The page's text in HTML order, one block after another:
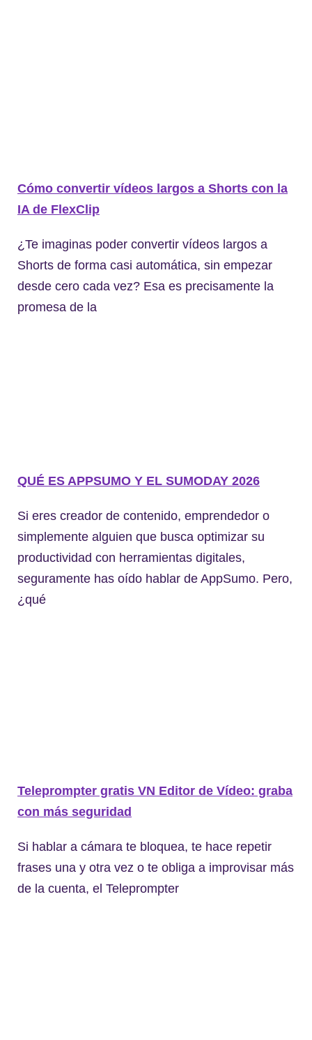
Cómo convertir vídeos largos a Shorts con la
IA de FlexClip
¿Te imaginas poder convertir vídeos largos a
Shorts de forma casi automática, sin empezar
desde cero cada vez? Esa es precisamente la
promesa de la
QUÉ ES APPSUMO Y EL SUMODAY 2026
Si eres creador de contenido, emprendedor o
simplemente alguien que busca optimizar su
productividad con herramientas digitales,
seguramente has oído hablar de AppSumo. Pero,
¿qué
Teleprompter gratis VN Editor de Vídeo: graba
con más seguridad
Si hablar a cámara te bloquea, te hace repetir
frases una y otra vez o te obliga a improvisar más
de la cuenta, el Teleprompter